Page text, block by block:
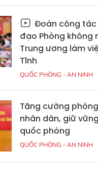
Đoàn công tác
đạo Phòng không
Trung ương làm
Tĩnh
QUỐC PHÒNG - AN NINH
Tăng cường
nhân dân, giữ
quốc phòng
QUỐC PHÒNG - AN NINH